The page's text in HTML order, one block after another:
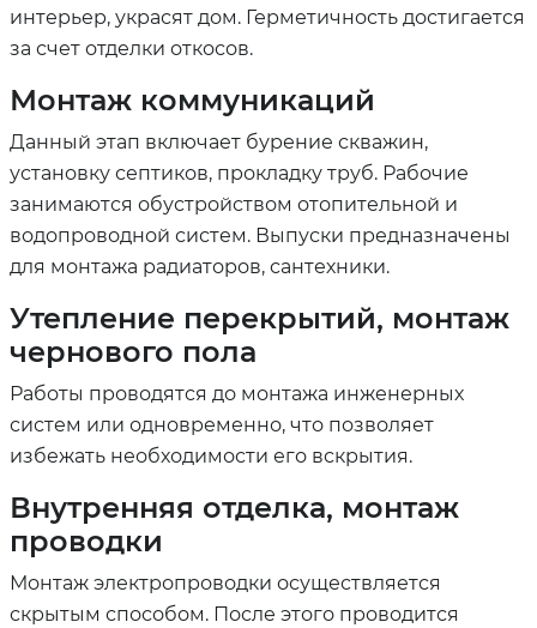
интерьер, украсят дом. Герметичность достигается
за счет отделки откосов.
Монтаж коммуникаций
Данный этап включает бурение скважин,
установку септиков, прокладку труб. Рабочие
занимаются обустройством отопительной и
водопроводной систем. Выпуски предназначены
для монтажа радиаторов, сантехники.
Утепление перекрытий, монтаж
чернового пола
Работы проводятся до монтажа инженерных
систем или одновременно, что позволяет
избежать необходимости его вскрытия.
Внутренняя отделка, монтаж
проводки
Монтаж электропроводки осуществляется
скрытым способом. После этого проводится